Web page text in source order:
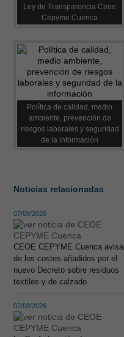
Ley de Transparencia Ceoe
Cepyme Cuenca
Política de calidad, medio
ambiente, prevención de
riesgos laborales y seguridad
de la información
Noticias relacionadas
07/08/2026
CEOE CEPYME Cuenca avisa
de los costes añadidos por el
nuevo Decreto sobre residuos
textiles y de calzado
07/08/2026